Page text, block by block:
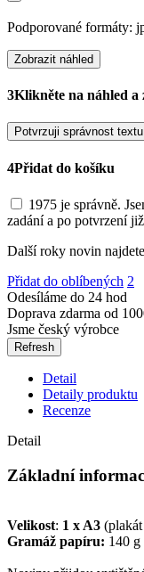
Podporované formáty:
Zobrazit náhled
3Klikněte na náhled
Potvrzuji správnost
4Přidat do košíku
1975 je správně.
zadání a po potvrzení
Další roky novin
Přidat do oblíbených 2
Odesíláme do 24 hod
Doprava zdarma od
Jsme český výrobce
Detail
Detaily produktu
Recenze
Detail
Základní
Velikost: 1 x A3
Gramáž papíru: 140